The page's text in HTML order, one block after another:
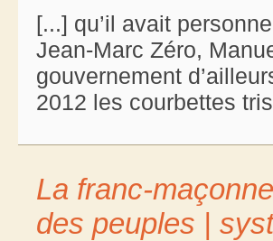
[...] qu’il avait
Jean-Marc Zéro,
gouvernement
2012 les courbettes
La franc-
des peuples |